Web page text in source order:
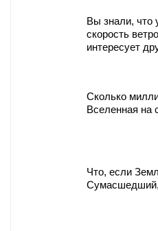
Вы знали, что
скорость
интересует
Сколько
Вселенная на
Что, если
Сумасшедший,